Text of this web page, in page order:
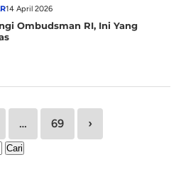
14 April 2026
Ombudsman RI, Ini Yang
… 69 ›